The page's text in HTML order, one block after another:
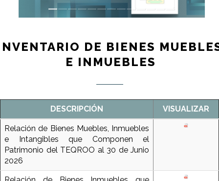
DE BIENES
E INMUEBLES
DESCRIPCIÓN VISUALIZAR
Relación de Bienes Muebles, Inmuebles
e Intangibles que Componen el
Patrimonio del TEQROO al 30 de Junio
2026